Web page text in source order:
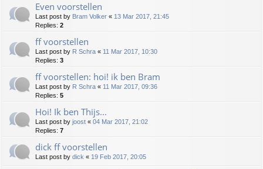
Even voorstellen
Last post by Bram Volker « 13 Mar 2017, 21:45
Replies: 2
ff voorstellen
Last post by R Schra « 11 Mar 2017, 10:30
Replies: 3
ff voorstellen: hoi! ik ben Bram
Last post by R Schra « 11 Mar 2017, 09:36
Replies: 5
Hoi! Ik ben Thijs...
Last post by joost « 04 Mar 2017, 21:02
Replies: 7
dick ff voorstellen
Last post by dick « 19 Feb 2017, 20:05